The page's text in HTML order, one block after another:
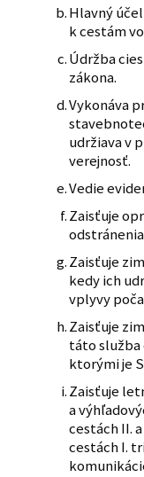
Hlavný
k cestám
Údržba
zákona.
Vykonáva
udržiava v
verejnosť.
Vedie
Zaisťuje
Zaisťuje
kedy ich
vplyvy
Zaisťuje
táto služba
ktorými je
Zaisťuje
a
cestách II.
cestách I.